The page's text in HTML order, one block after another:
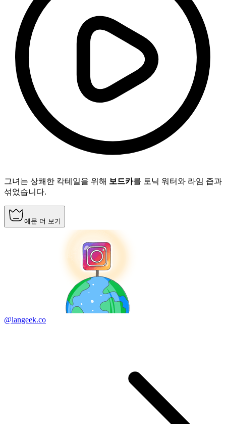
그녀는 상쾌한 칵테일을 위해 보드카를 토닉 워터와 라임 즙과
섞었습니다.
예문 더 보기
@langeek.co